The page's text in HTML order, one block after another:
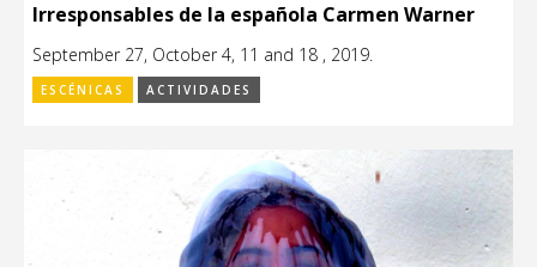
Irresponsables de la española Carmen Warner
September 27, October 4, 11 and 18 , 2019.
ESCÉNICAS ACTIVIDADES